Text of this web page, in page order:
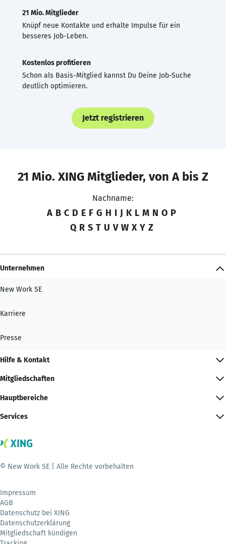
21 Mio. Mitglieder
Knüpf neue Kontakte und erhalte Impulse für ein
besseres Job-Leben.
Kostenlos profitieren
Schon als Basis-Mitglied kannst Du Deine Job-Suche
deutlich optimieren.
Jetzt registrieren
21 Mio. XING Mitglieder, von A bis Z
Nachname:
A B C D E F G H I J K L M N O P
Q R S T U V W X Y Z
Unternehmen
New Work SE
Karriere
Presse
Hilfe & Kontakt
Mitgliedschaften
Hauptbereiche
Services
© New Work SE | Alle Rechte vorbehalten
Impressum
AGB
Datenschutz bei XING
Datenschutzerklärung
Mitgliedschaft kündigen